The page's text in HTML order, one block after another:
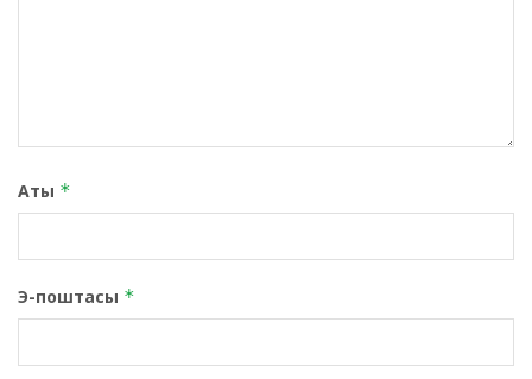
Аты *
Э-поштасы *